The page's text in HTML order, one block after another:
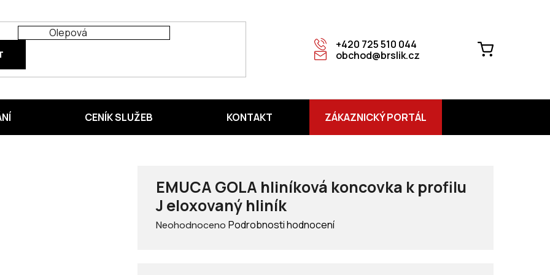
+420 725 510 044
obchod@brslik.cz
NÁKUPNÍ
CENÍK SLUŽEB KONTAKT ZÁKAZNICKÝ PORTÁL
EMUCA GOLA hliníková koncovka k profilu
J eloxovaný hliník
Průměrné
Neohodnoceno Podrobnosti hodnocení